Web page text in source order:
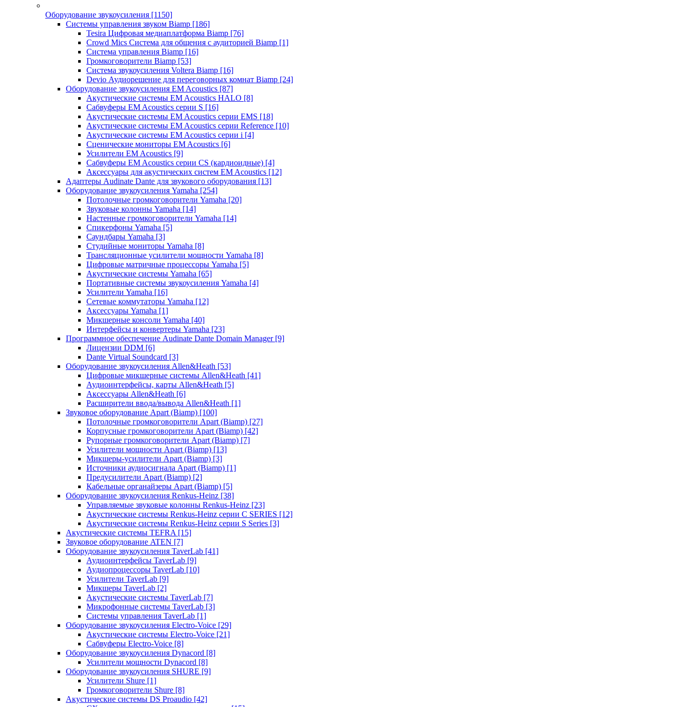
Оборудование звукоусиления [1150]
Системы управления звуком Biamp [186]
Tesira Цифровая медиаплатформа Biamp [76]
Crowd Mics Система для общения с аудиторией Biamp [1]
Система управления Biamp [16]
Громкоговорители Biamp [53]
Система звукоусиления Voltera Biamp [16]
Devio Аудиорешение для переговорных комнат Biamp [24]
Оборудование звукоусиления EM Acoustics [87]
Акустические системы EM Acoustics HALO [8]
Сабвуферы EM Acoustics серии S [16]
Акустические системы EM Acoustics серии EMS [18]
Акустические системы EM Acoustics серии Reference [10]
Акустические системы EM Acoustics серии i [4]
Сценические мониторы EM Acoustics [6]
Усилители EM Acoustics [9]
Сабвуферы EM Acoustics серии CS (кардиоидные) [4]
Аксессуары для акустических систем EM Acoustics [12]
Адаптеры Audinate Dante для звукового оборудования [13]
Оборудование звукоусиления Yamaha [254]
Потолочные громкоговорители Yamaha [20]
Звуковые колонны Yamaha [14]
Настенные громкоговорители Yamaha [14]
Спикерфоны Yamaha [5]
Саундбары Yamaha [3]
Студийные мониторы Yamaha [8]
Трансляционные усилители мощности Yamaha [8]
Цифровые матричные процессоры Yamaha [5]
Акустические системы Yamaha [65]
Портативные системы звукоусиления Yamaha [4]
Усилители Yamaha [16]
Сетевые коммутаторы Yamaha [12]
Аксессуары Yamaha [1]
Микшерные консоли Yamaha [40]
Интерфейсы и конвертеры Yamaha [23]
Программное обеспечение Audinate Dante Domain Manager [9]
Лицензии DDM [6]
Dante Virtual Soundcard [3]
Оборудование звукоусиления Allen&Heath [53]
Цифровые микшерные системы Allen&Heath [41]
Аудиоинтерфейсы, карты Allen&Heath [5]
Аксессуары Allen&Heath [6]
Расширители ввода/вывода Allen&Heath [1]
Звуковое оборудование Apart (Biamp) [100]
Потолочные громкоговорители Apart (Biamp) [27]
Корпусные громкоговорители Apart (Biamp) [42]
Рупорные громкоговорители Apart (Biamp) [7]
Усилители мощности Apart (Biamp) [13]
Микшеры-усилители Apart (Biamp) [3]
Источники аудиосигнала Apart (Biamp) [1]
Предусилители Apart (Biamp) [2]
Кабельные органайзеры Apart (Biamp) [5]
Оборудование звукоусиления Renkus-Heinz [38]
Управляемые звуковые колонны Renkus-Heinz [23]
Акустические системы Renkus-Heinz серии C SERIES [12]
Акустические системы Renkus-Heinz серии S Series [3]
Акустические системы TEFRA [15]
Звуковое оборудование ATEN [7]
Оборудование звукоусиления TaverLab [41]
Аудиоинтерфейсы TaverLab [9]
Аудиопроцессоры TaverLab [10]
Усилители TaverLab [9]
Микшеры TaverLab [2]
Акустические системы TaverLab [7]
Микрофонные системы TaverLab [3]
Системы управления TaverLab [1]
Оборудование звукоусиления Electro-Voice [29]
Акустические системы Electro-Voice [21]
Сабвуферы Electro-Voice [8]
Оборудование звукоусиления Dynacord [8]
Усилители мощности Dynacord [8]
Оборудование звукоусиления SHURE [9]
Усилители Shure [1]
Громкоговорители Shure [8]
Акустические системы DS Proaudio [42]